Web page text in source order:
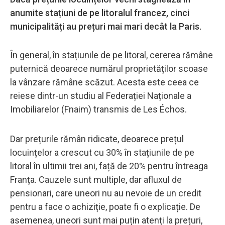
anumite stațiuni de pe litoralul francez, cinci
municipalități au prețuri mai mari decât la Paris.
În general, în stațiunile de pe litoral, cererea rămâne
puternică deoarece numărul proprietăților scoase
la vânzare rămâne scăzut. Acesta este ceea ce
reiese dintr-un studiu al Federației Naționale a
Imobiliarelor (Fnaim) transmis de Les Échos.
Dar prețurile rămân ridicate, deoarece prețul
locuințelor a crescut cu 30% în stațiunile de pe
litoral în ultimii trei ani, față de 20% pentru întreaga
Franța. Cauzele sunt multiple, dar afluxul de
pensionari, care uneori nu au nevoie de un credit
pentru a face o achiziție, poate fi o explicație. De
asemenea, uneori sunt mai puțin atenți la prețuri,